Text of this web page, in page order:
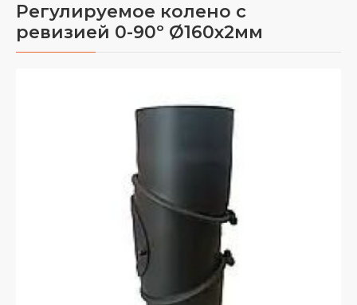
Регулируемое колено с
ревизией 0-90º Ø160x2мм